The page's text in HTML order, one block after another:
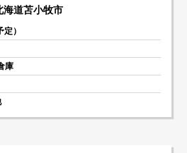
海道苫小牧市
）
庫